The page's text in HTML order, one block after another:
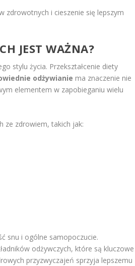
zdrowotnych i cieszenie się lepszym
JEST WAŻNA?
stylu życia. Przekształcenie diety
odżywianie ma znaczenie nie
elementem w zapobieganiu wielu
ze zdrowiem, takich jak:
snu i ogólne samopoczucie.
odżywczych, które są kluczowe
przyzwyczajeń sprzyja lepszemu